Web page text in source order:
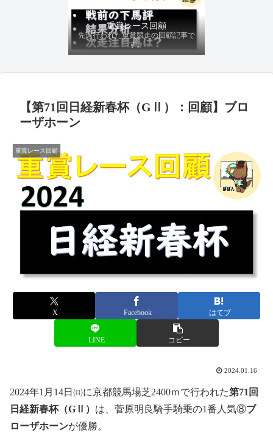
重賞レース回顧
先週行われた重賞競走の回顧記事で
す。
【第71回日経新春杯（GⅡ）：回顧】ブロ
ーザホーン
重賞レース回顧
X Facebook はてブ
LINE コピー
2024.01.16
2024年1月14日㈰に京都競馬場芝2400ｍで行われた第71 回
日経新春杯（GⅡ） は、菅原明良騎手騎乗の1番人気⑧ブ
ローザホーンが優勝。